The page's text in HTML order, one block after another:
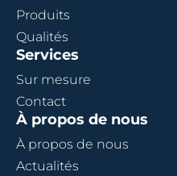
Produits
Qualités
Services
Sur mesure
Contact
À propos de nous
À propos de nous
Actualités